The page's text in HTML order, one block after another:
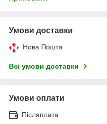
Умови доставки
Нова Пошта
Всі умови доставки
Умови оплати
Післяплата